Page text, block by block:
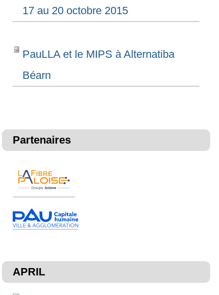
17 au 20 octobre 2015
PauLLA et le MIPS à Alternatiba
Béarn
Partenaires
APRIL